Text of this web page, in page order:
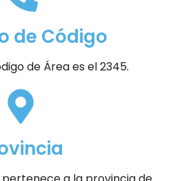
de Código
de Área es el 2345.